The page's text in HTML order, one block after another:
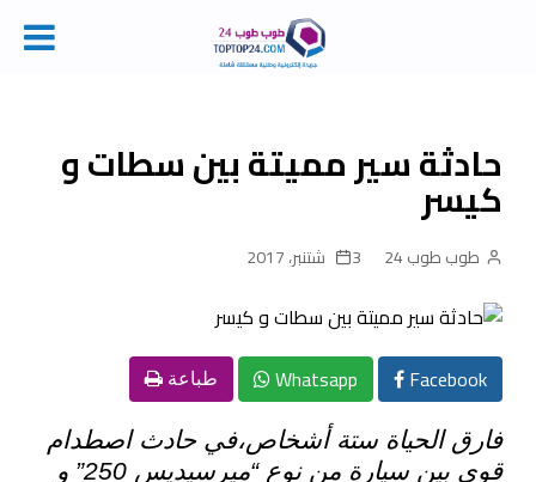
contentحادثة سير مميتة بين سطات و
كيسر
طوب طوب 24 3 شتنبر، 2017
Facebook
Whatsapp طباعة
فارق الحياة ستة أشخاص،في حادث اصطدام
قوي بين سيارة من نوع “ميرسيديس 250” و